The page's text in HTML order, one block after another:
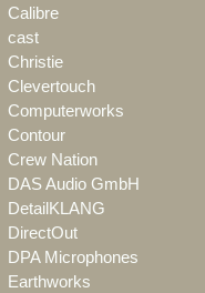
Calibre
cast
Christie
Clevertouch
Computerworks
Contour
Crew Nation
DAS Audio GmbH
DetailKLANG
DirectOut
DPA Microphones
Earthworks